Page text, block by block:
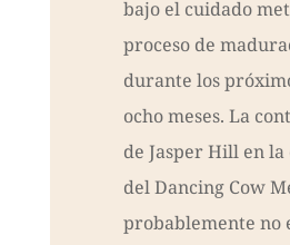
bajo el cuidado
proceso de
durante los
ocho meses. La
de Jasper Hill en
del Dancing Cow
probablemente no